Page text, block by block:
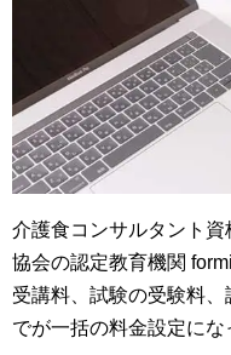
介護食コンサルタント
協会の認定教育機関
受講料、試験の受験料
でが一括の料金設定にな